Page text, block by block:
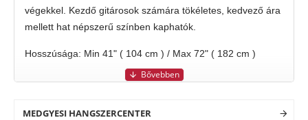
végekkel. Kezdő gitárosok számára tökéletes, kedvező ára
mellett hat népszerű színben kaphatók.
Hosszúsága: Min 41" ( 104 cm ) / Max 72" ( 182 cm )
MEDGYESI HANGSZERCENTER